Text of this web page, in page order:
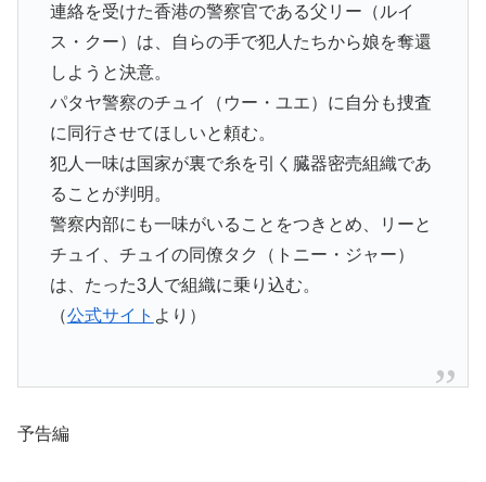
連絡を受けた香港の警察官である父リー（ルイ
ス・クー）は、自らの手で犯人たちから娘を奪還
しようと決意。
パタヤ警察のチュイ（ウー・ユエ）に自分も捜査
に同行させてほしいと頼む。
犯人一味は国家が裏で糸を引く臓器密売組織であ
ることが判明。
警察内部にも一味がいることをつきとめ、リーと
チュイ、チュイの同僚タク（トニー・ジャー）
は、たった3人で組織に乗り込む。
（公式サイト より）
予告編